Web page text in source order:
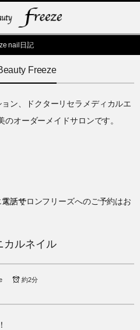
nail日記
Freeze
ン、ドクターリセラメディカルエ
オーダーメイドサロンです。
カルネイル
約2分